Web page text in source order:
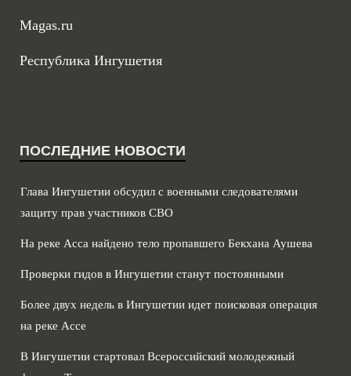
Magas.ru
Республика Ингушетия
ПОСЛЕДНИЕ НОВОСТИ
Глава Ингушетии обсудил с военными следователями
защиту прав участников СВО
На реке Асса найдено тело пропавшего Бекхана Аушева
Проверки гидов в Ингушетии станут постоянными
Более двух недель в Ингушетии идет поисковая операция
на реке Ассе
В Ингушетии стартовал Всероссийский молодежный